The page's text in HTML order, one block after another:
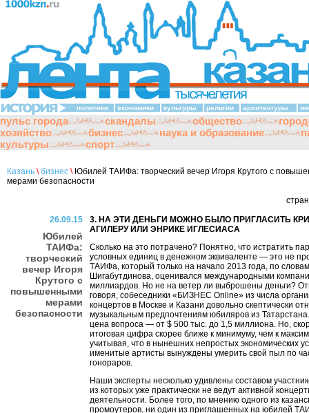
политики экономики культуры религии архитектуры
пульс города скандалы общество
хозяйство
бизнес наука и образование
культуры
спорт
Казань \ бизнес \Юбилей ТАИФа: творческий вечер Игоря Крутого с
мерами безопасности
26.09.15
Юбилей
ТАИФа:
творческий
вечер Игоря
Крутого с
повышенными
мерами
безопасности
3. НА ЭТИ ДЕНЬГИ МОЖНО БЫЛО ПРИГЛАСИТЬ
АГИЛЕРУ ИЛИ ЭНРИКЕ ИГЛЕСИАСА
Сколько на это потрачено? Понятно, что истратить
условных единиц в денежном эквиваленте — это не
ТАИФа, который только на начало 2013 года, по словам
Шигабутдинова, оценивался международными
миллиардов. Но не на ветер ли выброшены деньги?
говоря, собеседники «БИЗНЕС Online» из числа
концертов в Москве и Казани довольно скептически
музыкальным предпочтениям юбиляров из
цена вопроса — от $ 500 тыс. до 1,5 миллиона. Но,
итоговая цифра скорее ближе к минимуму, чем к
учитывая, что в нынешних непростых экономических
именитые артисты вынуждены умерить свой пыл по
гонораров.
Наши эксперты несколько удивлены составом
из которых уже практически не ведут активной
деятельности. Более того, по мнению одного из
промоутеров, ни один из приглашенных на юбилей